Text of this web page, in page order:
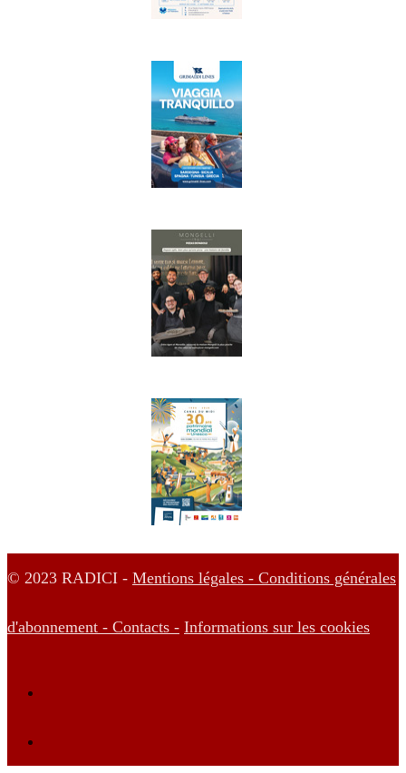
© 2023 RADICI - Mentions légales - Conditions générales
d'abonnement - Contacts - Informations sur les cookies